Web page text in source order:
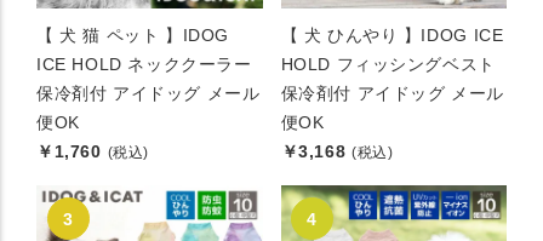
【 犬 猫 ペット 】IDOG
ICE HOLD ネッククーラー
保冷剤付 アイドッグ メール
便OK
￥1,760 (税込)
【 犬 ひんやり 】IDOG ICE
HOLD フィッシングベスト
保冷剤付 アイドッグ メール
便OK
￥3,168 (税込)